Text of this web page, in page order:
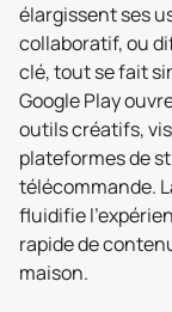
élargissent ses
collaboratif, ou
clé, tout se fait
Google Play
outils créatifs,
plateformes de
télécommande.
fluidifie
rapide de
maison.